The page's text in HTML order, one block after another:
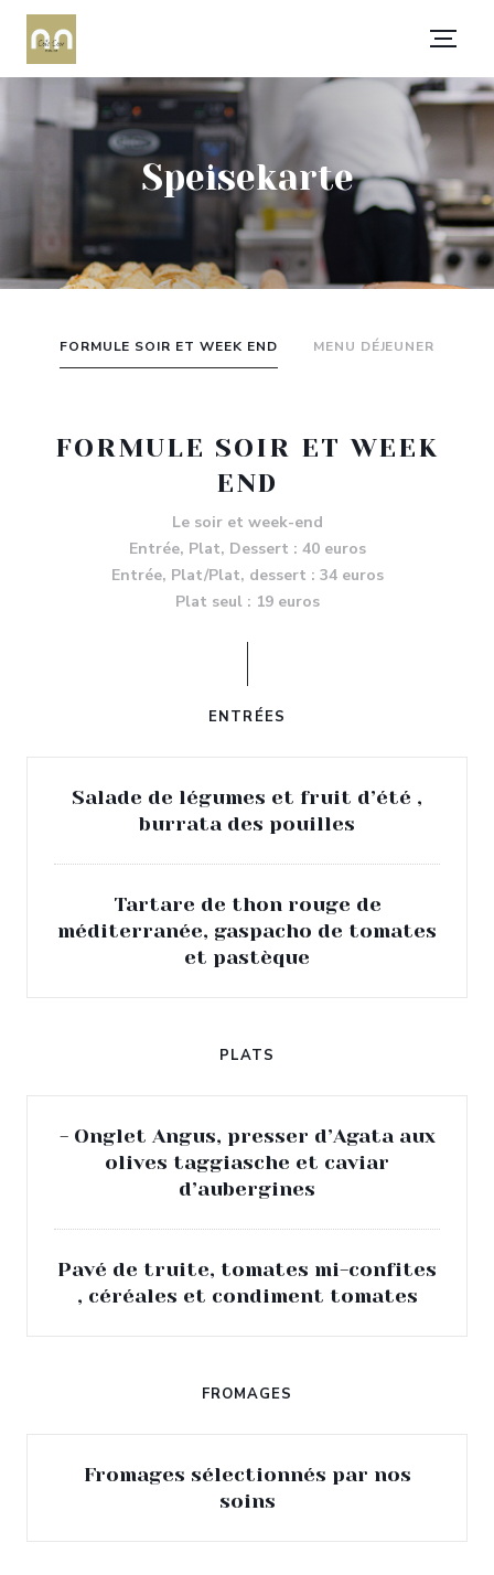
Speisekarte
FORMULE SOIR ET WEEK END MENU DÉJEUNER
FORMULE SOIR ET WEEK
END
Le soir et week-end
Entrée, Plat, Dessert : 40 euros
Entrée, Plat/Plat, dessert : 34 euros
Plat seul : 19 euros
ENTRÉES
Salade de légumes et fruit d’été ,
burrata des pouilles
Tartare de thon rouge de
méditerranée, gaspacho de tomates
et pastèque
PLATS
- Onglet Angus, presser d’Agata aux
olives taggiasche et caviar
d’aubergines
Pavé de truite, tomates mi-confites
, céréales et condiment tomates
FROMAGES
Fromages sélectionnés par nos
soins